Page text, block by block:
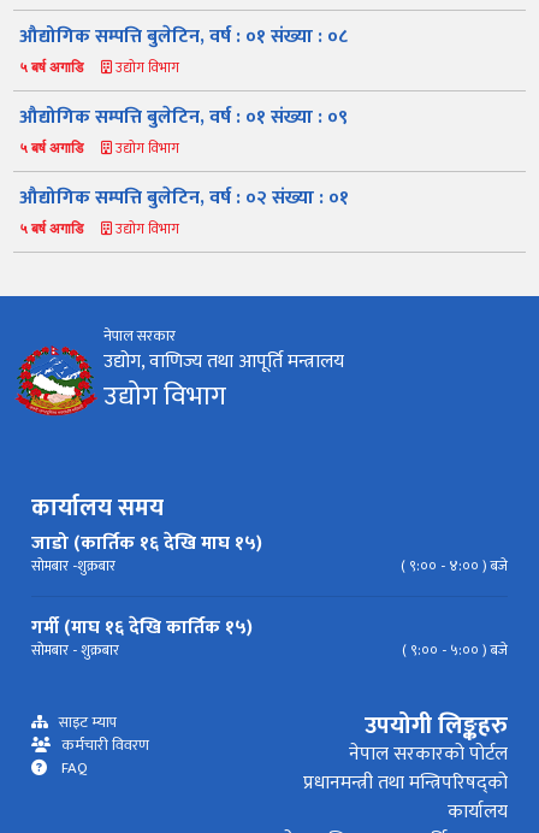
औद्योगिक सम्पत्ति बुलेटिन, वर्ष : ०१ संख्या : ०८
५ बर्ष अगाडि उद्योग विभाग
औद्योगिक सम्पत्ति बुलेटिन, वर्ष : ०१ संख्या : ०९
५ बर्ष अगाडि उद्योग विभाग
औद्योगिक सम्पत्ति बुलेटिन, वर्ष : ०२ संख्या : ०१
५ बर्ष अगाडि उद्योग विभाग
सहायक । यहाँहरुलाई म कसरी सहायता गर्न सक्छु भनेर हेर्न कृपया बटनहरुमा
थिच्नुहोस्।
सूचना
मापदण्ड
नेपाल सरकार
उद्योग, वाणिज्य तथा आपूर्ति मन्त्रालय
उद्योग विभाग
कार्यालय समय
जाडो (कार्तिक १६ देखि माघ १५)
सोमबार -शुक्रबार ( ९:०० - ४:०० ) बजे
गर्मी (माघ १६ देखि कार्तिक १५)
सोमबार - शुक्रबार ( ९:०० - ५:०० ) बजे
साइट म्याप
कर्मचारी विवरण
FAQ
उपयोगी लिङ्कहरु
नेपाल सरकारको पोर्टल
प्रधानमन्त्री तथा मन्त्रिपरिषद्को
कार्यालय